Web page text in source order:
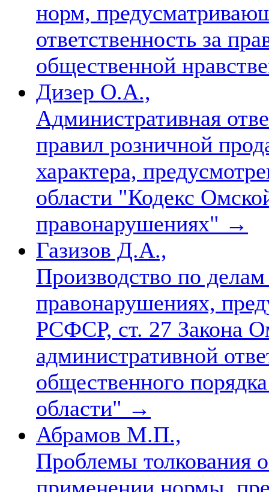
норм,
ответственность за
общественной
Дизер О.А.,
Административная
правил розничной
характера,
области "Кодекс
правонарушениях" →
Газизов Д.А.,
Производство по
правонарушениях,
РСФСР, ст. 27 Закона
административной
общественного
области" →
Абрамов М.П.,
Проблемы толкования